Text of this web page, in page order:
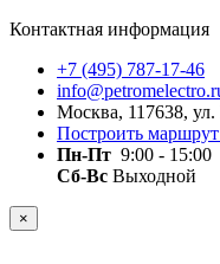
Контактная информация
+7 (495) 787-17-46
Москва, 117638,
Построить
Пн-Пт 9:00 - 15:00
Сб-Вс Выходной
×